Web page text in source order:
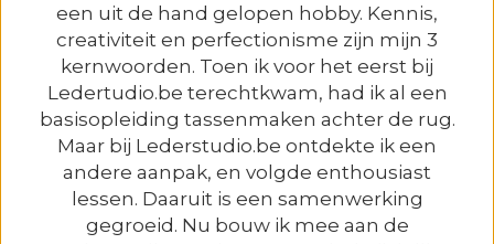
een uit de hand gelopen hobby. Kennis,
creativiteit en perfectionisme zijn mijn 3
kernwoorden. Toen ik voor het eerst bij
Ledertudio.be terechtkwam, had ik al een
basisopleiding tassenmaken achter de rug.
Maar bij Lederstudio.be ontdekte ik een
andere aanpak, en volgde enthousiast
lessen. Daaruit is een samenwerking
gegroeid. Nu bouw ik mee aan de